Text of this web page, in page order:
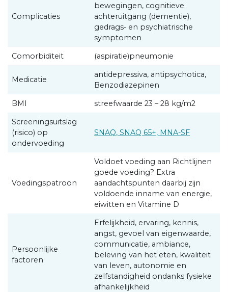
Complicaties
bewegingen, cognitieve
achteruitgang (dementie),
gedrags- en psychiatrische
symptomen
Comorbiditeit
(aspiratie)pneumonie
Medicatie
antidepressiva, antipsychotica,
Benzodiazepinen
BMI
streefwaarde 23 – 28 kg/m2
Screeningsuitslag
(risico) op
ondervoeding
SNAQ, SNAQ 65+, MNA-SF
Voedingspatroon
Voldoet voeding aan Richtlijnen
goede voeding? Extra
aandachtspunten daarbij zijn
voldoende inname van energie,
eiwitten en Vitamine D
Persoonlijke
factoren
Erfelijkheid, ervaring, kennis,
angst, gevoel van eigenwaarde,
communicatie, ambiance,
beleving van het eten, kwaliteit
van leven, autonomie en
zelfstandigheid ondanks fysieke
afhankelijkheid